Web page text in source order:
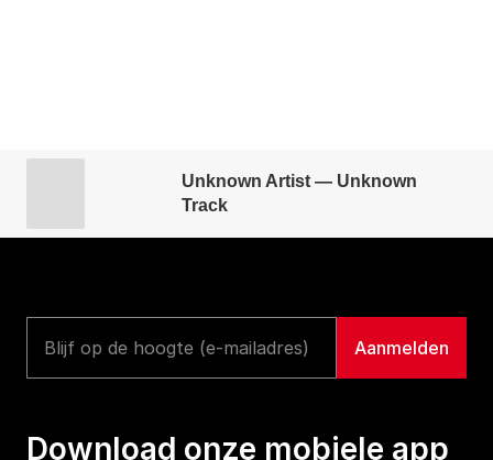
Unknown Artist — Unknown
Track
Download onze mobiele app